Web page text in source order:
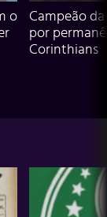
o
Campeão
por
Corinthians